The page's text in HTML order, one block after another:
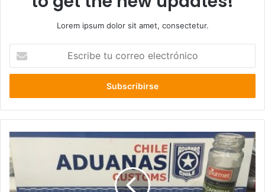
Lorem ipsum dolor sit amet, consectetur.
correo
Detectan
hongos
alucinógenos
y
marihuana